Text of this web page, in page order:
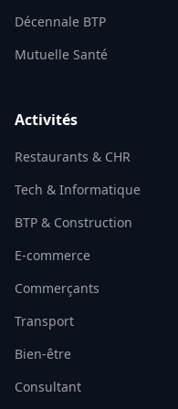
Décennale BTP
Mutuelle Santé
Activités
Restaurants & CHR
Tech & Informatique
BTP & Construction
E-commerce
Commerçants
Transport
Bien-être
Consultant